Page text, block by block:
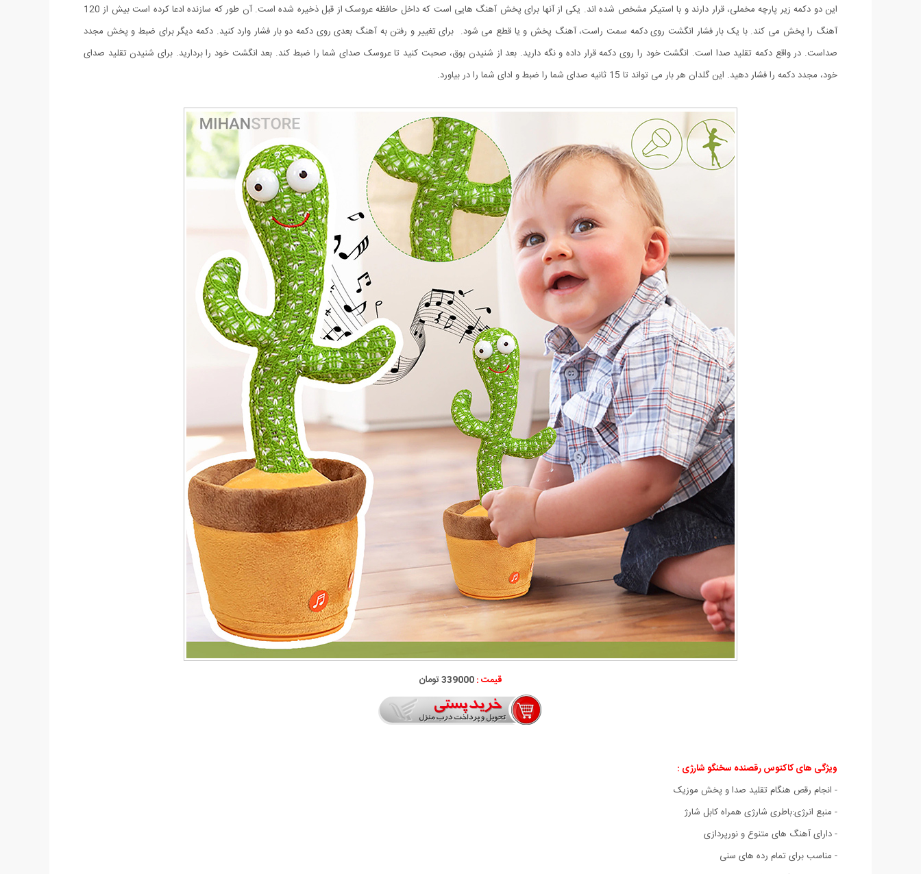
این دو دکمه زیر پارچه مخملی، قرار دارند و با استیکر مشخص شده اند. یکی از آنها برای پخش آهنگ هایی است که داخل حافظه عروسک از قبل ذخیره شده است. آن طور که سازنده ادعا کرده است بیش از 120
آهنگ را پخش می کند. با یک بار فشار انگشت روی دکمه سمت راست، آهنگ پخش و یا قطع می شود. برای تغییر و رفتن به آهنگ بعدی روی دکمه دو بار فشار وارد کنید. دکمه دیگر برای ضبط و پخش مجدد
صداست. در واقع دکمه تقلید صدا است. انگشت خود را روی دکمه قرار داده و نگه دارید. بعد از شنیدن بوق، صحبت کنید تا عروسک صدای شما را ضبط کند. بعد انگشت خود را بردارید. برای شنیدن تقلید صدای
خود، مجدد دکمه را فشار دهید. این گلدان هر بار می تواند تا 15 ثانیه صدای شما را ضبط و ادای شما را در بیاورد.
قیمت :339000 تومان
ویژگی های کاکتوس رقصنده سخنگو شارژی :
- انجام رقص هنگام تقلید صدا و پخش موزیک
- منبع انرژی:باطری شارژی همراه کابل شارژ
- دارای آهنگ های متنوع و نورپردازی
- مناسب برای تمام رده های سنی